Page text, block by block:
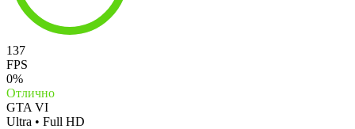
137
FPS
0%
Отлично
GTA VI
Ultra • Full HD